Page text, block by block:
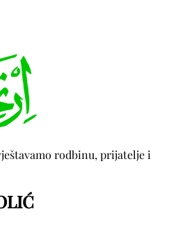
rodbinu, prijatelje i